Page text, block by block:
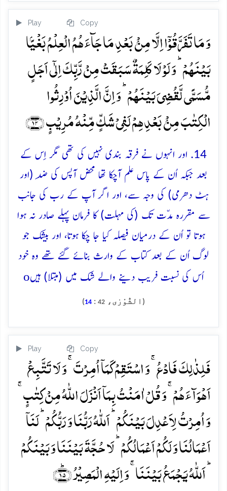
Play Copy
وَ مَا تَفَرَّقُوۡۤا اِلَّا مِنۡۢ بَعۡدِ مَا جَآءَہُمُ الۡعِلۡمُ بَغۡیًۢا
بَیۡنَہُمۡ ؕ وَ لَوۡ لَا کَلِمَۃٌ سَبَقَتۡ مِنۡ رَّبِّکَ اِلٰۤی اَجَلٍ
مُّسَمًّی لَّقُضِیَ بَیۡنَہُمۡ ؕ وَ اِنَّ الَّذِیۡنَ اُوۡرِثُوا
الۡکِتٰبَ مِنۡۢ بَعۡدِہِمۡ لَفِیۡ شَکٍّ مِّنۡہُ مُرِیۡبٍ ﴿۱۴﴾
14. اور انہوں نے فرقہ بندی نہیں کی تھی مگر اِس کے
بعد جبکہ اُن کے پاس علم آچکا تھا محض آپس کی ضِد (اور
ہٹ دھرمی) کی وجہ سے، اور اگر آپ کے رب کی جانب
سے مقررہ مدّت تک (کی مہلت) کا فرمان پہلے صادر نہ ہوا
ہوتا تو اُن کے درمیان فیصلہ کیا جا چکا ہوتا، اور بیشک جو
لوگ اُن کے بعد کتاب کے وارث بنائے گئے تھے وہ خود
اُس کی نسبت فریب دینے والے شک میں (مبتلا) ہیںo
(الشُّوْرٰی، 42
:
14
)
Play Copy
فَلِذٰلِکَ فَادۡعُ ۚ وَ اسۡتَقِمۡ کَمَاۤ اُمِرۡتَ ۚ وَ لَا تَتَّبِعۡ
اَہۡوَآءَہُمۡ ۚ وَ قُلۡ اٰمَنۡتُ بِمَاۤ اَنۡزَلَ اللّٰہُ مِنۡ کِتٰبٍ ۚ
وَ اُمِرۡتُ لِاَعۡدِلَ بَیۡنَکُمۡ ؕ اَللّٰہُ رَبُّنَا وَ رَبُّکُمۡ ؕ لَنَاۤ
اَعۡمَالُنَا وَ لَکُمۡ اَعۡمَالُکُمۡ ؕ لَا حُجَّۃَ بَیۡنَنَا وَ بَیۡنَکُمۡ
ؕ اَللّٰہُ یَجۡمَعُ بَیۡنَنَا ۚ وَ اِلَیۡہِ الۡمَصِیۡرُ ﴿ؕ۱۵﴾